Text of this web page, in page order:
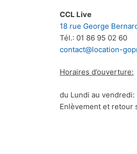
CCL Live
18 rue George
Tél.: 01 86 95 02 60
contact@location-
Horaires d’ouverture:
du Lundi au vendredi:
Enlèvement et retour